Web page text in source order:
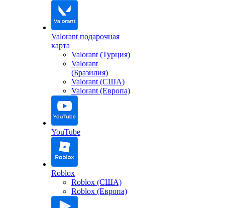
Valorant подарочная
карта
Valorant (Турция)
Valorant
(Бразилия)
Valorant (США)
Valorant (Европа)
YouTube
Roblox
Roblox (США)
Roblox (Европа)